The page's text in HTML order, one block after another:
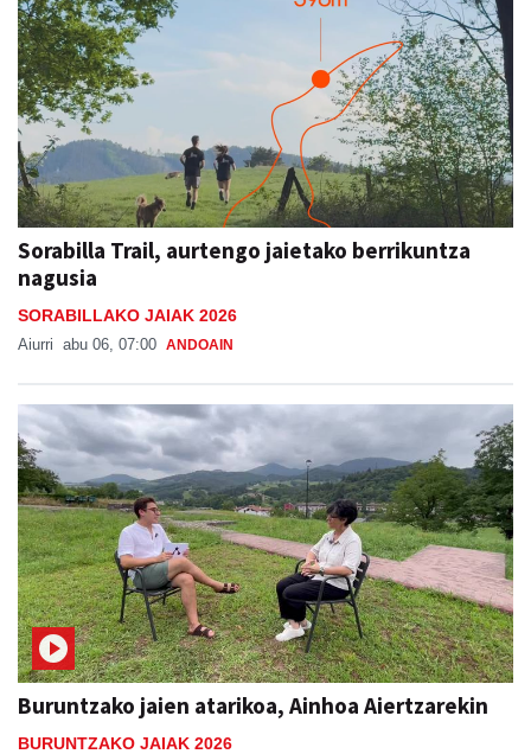
Sorabilla Trail, aurtengo jaietako berrikuntza
nagusia
SORABILLAKO JAIAK 2026
Aiurri abu 06, 07:00 ANDOAIN
Buruntzako jaien atarikoa, Ainhoa Aiertzarekin
BURUNTZAKO JAIAK 2026